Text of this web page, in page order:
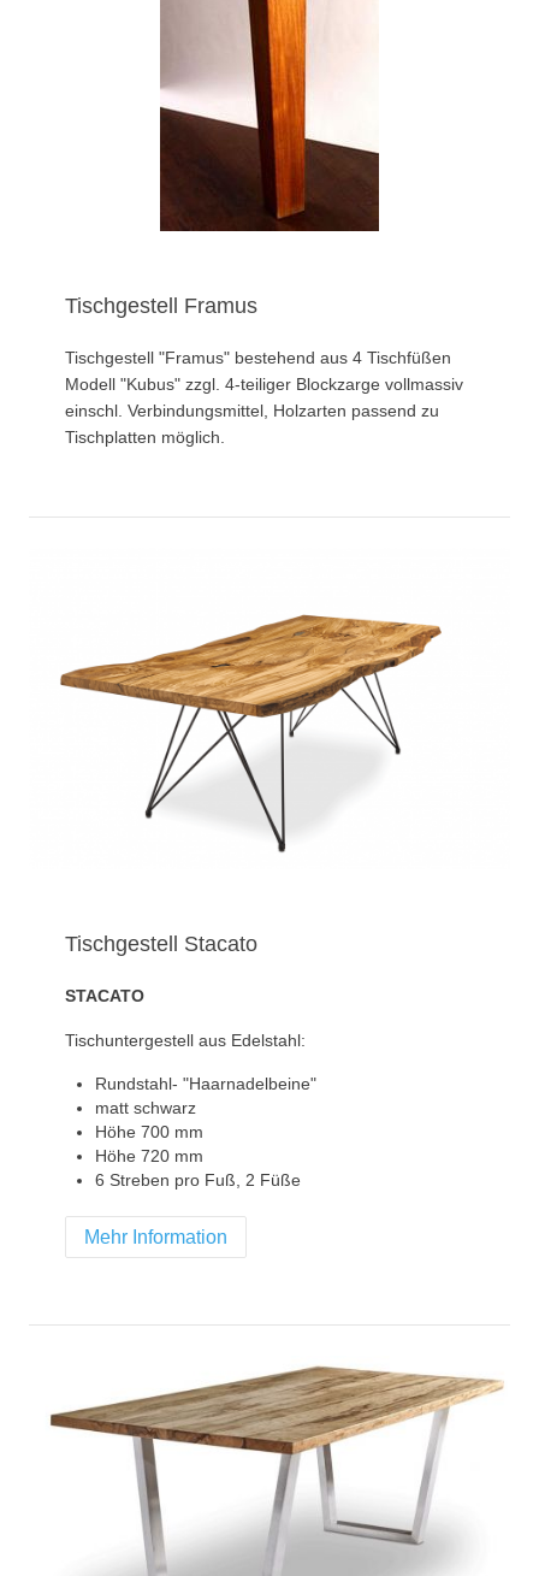
Tischgestell Framus
Tischgestell "Framus" bestehend aus 4 Tischfüßen
Modell "Kubus" zzgl. 4-teiliger Blockzarge vollmassiv
einschl. Verbindungsmittel, Holzarten passend zu
Tischplatten möglich.
Tischgestell Stacato
STACATO
Tischuntergestell aus Edelstahl:
Rundstahl- "Haarnadelbeine"
matt schwarz
Höhe 700 mm
Höhe 720 mm
6 Streben pro Fuß, 2 Füße
Mehr Information